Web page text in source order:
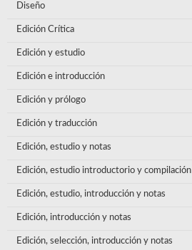
Diseño
Edición Crítica
Edición y estudio
Edición e introducción
Edición y prólogo
Edición y traducción
Edición, estudio y notas
Edición, estudio introductorio y compilación
Edición, estudio, introducción y notas
Edición, introducción y notas
Edición, selección, introducción y notas